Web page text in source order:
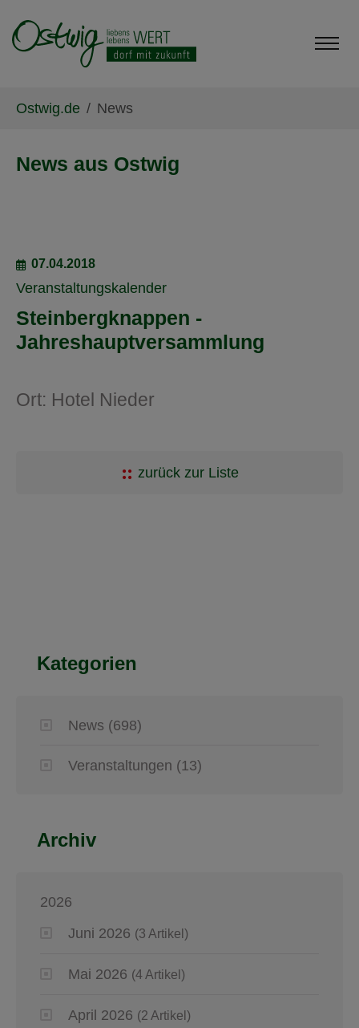
Ostwig.de News
News aus Ostwig
07.04.2018
Veranstaltungskalender
Steinbergknappen -
Jahreshauptversammlung
Ort: Hotel Nieder
zurück zur Liste
Kategorien
News (698)
Veranstaltungen (13)
Archiv
2026
Juni 2026 (3 Artikel)
Mai 2026 (4 Artikel)
April 2026 (2 Artikel)